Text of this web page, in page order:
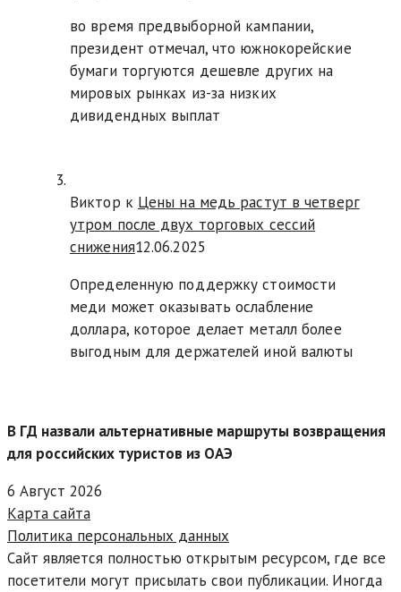
во время предвыборной кампании,
президент отмечал, что южнокорейские
бумаги торгуются дешевле других на
мировых рынках из-за низких
дивидендных выплат
Виктор к Цены на медь растут в четверг
утром после двух торговых сессий
снижения12.06.2025
Определенную поддержку стоимости
меди может оказывать ослабление
доллара, которое делает металл более
выгодным для держателей иной валюты
В ГД назвали альтернативные маршруты возвращения
для российских туристов из ОАЭ
6 Август 2026
Карта сайта
Политика персональных данных
Сайт является полностью открытым ресурсом, где все
посетители могут присылать свои публикации. Иногда